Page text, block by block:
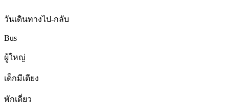
วันเดินทางไป-กลับ
Bus
ผู้ใหญ่
เด็กมีเตียง
พักเดี่ยว